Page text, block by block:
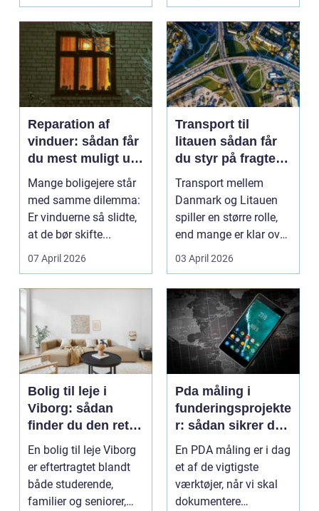
Reparation af
vinduer: sådan får
du mest muligt ud
af dine gamle
vinduer
Mange boligejere står
med samme dilemma:
Er vinduerne så slidte,
at de bør skifte...
07 April 2026
Transport til
litauen sådan får
du styr på fragten
til baltikum
Transport mellem
Danmark og Litauen
spiller en større rolle,
end mange er klar over.
Litauen er et n...
03 April 2026
Bolig til leje i
Viborg: sådan
finder du den rette
lejlighed
En bolig til leje Viborg
er eftertragtet blandt
både studerende,
familier og seniorer,
Pda måling i
funderingsprojekte
r: sådan sikrer du
dokumenteret
bæreevne
En PDA måling er i dag
et af de vigtigste
værktøjer, når vi skal
dokumentere